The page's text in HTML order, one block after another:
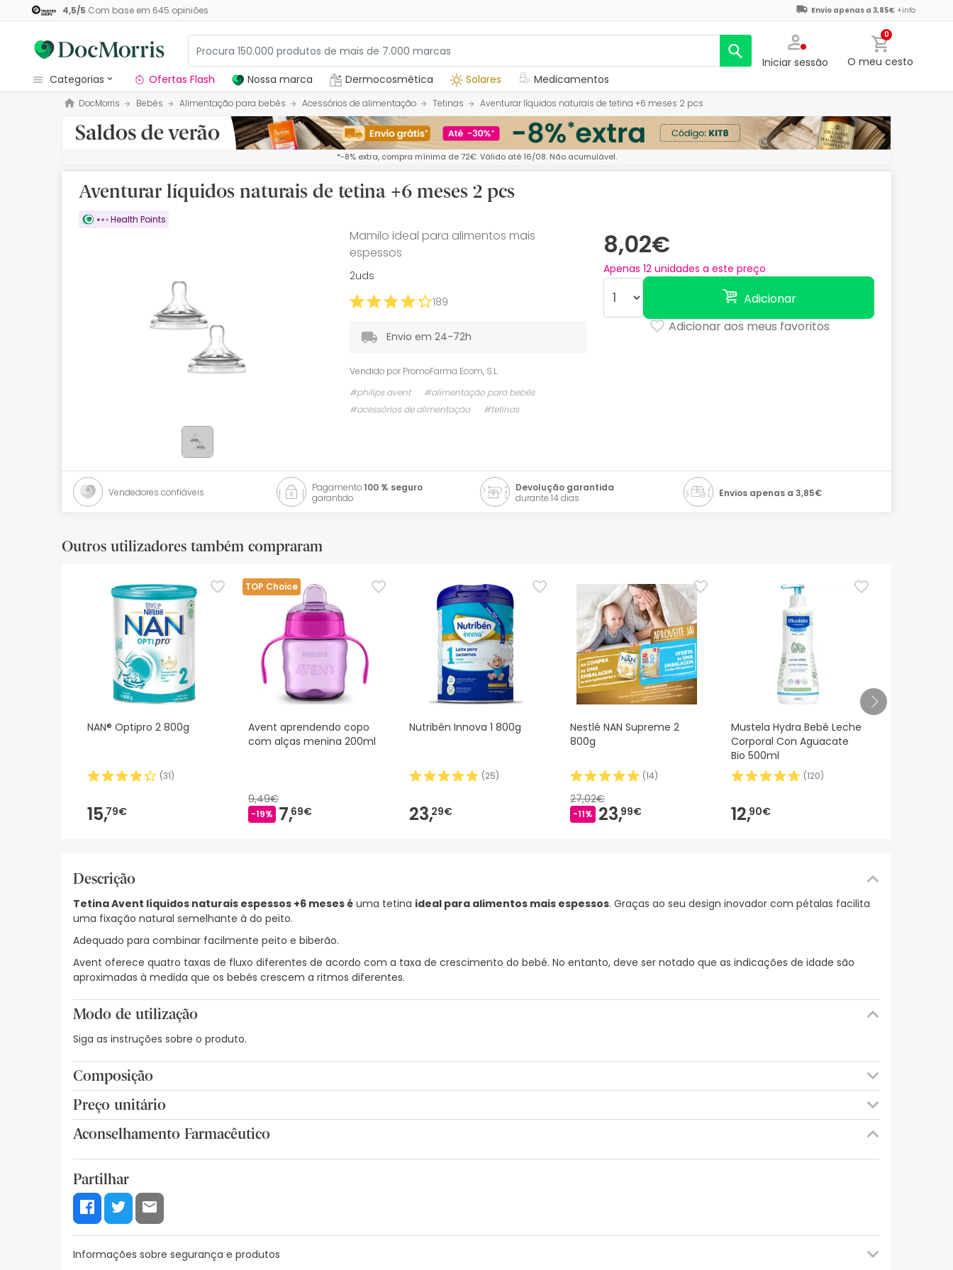
4,5/5 Com base em 645 opiniões Envio apenas a 3,85€ +info
Iniciar sessão
0
O meu cesto
categorias
Dermocosmetica
Nossa marca
Medicamentos
Cosmética
Promoções
Mais vendidos
Ofertas Flash Nossa marca Dermocosmética Solares Medicamentos
DocMorris Bebés Alimentação para bebés Acessórios de alimentação Tetinas Aventurar líquidos naturais de tetina +6 meses 2 pcs
*-8% extra, compra mínima de 72€. Válido até 16/08. Não acumulável.
Aventurar líquidos naturais de tetina +6 meses 2 pcs
Health Points
8,02€
Apenas 12 unidades a este preço
Adicionar
Adicionar aos meus favoritos
Mamilo ideal para alimentos mais
espessos
2uds
189
Envio em 24-72h
Vendido por PromoFarma Ecom, S.L.
#philips avent
#alimentação para bebés
#acessórios de alimentação
#tetinas
Vendedores confiáveis Pagamento100 % seguro
garantido
Devolução garantida
durante 14 dias
Envios apenas a 3,85€
Outros utilizadores também compraram
NAN® Optipro 2 800g
(31)
15,79€
TOP Choice
Avent aprendendo copo
com alças menina 200ml
9,49€
-19% 7,69€
Nutribén Innova 1 800g
(25)
23,29€
Nestlé NAN Supreme 2
800g
(14)
27,02€
-11% 23,99€
Mustela Hydra Bebé Leche
Corporal Con Aguacate
Bio 500ml
(120)
12,90€
Descrição
Tetina Avent líquidos naturais espessos +6 meses é uma tetina ideal para alimentos mais espessos. Graças ao seu design inovador com pétalas facilita
uma fixação natural semelhante à do peito.
Adequado para combinar facilmente peito e biberão.
Avent oferece quatro taxas de fluxo diferentes de acordo com a taxa de crescimento do bebé. No entanto, deve ser notado que as indicações de idade são
aproximadas à medida que os bebés crescem a ritmos diferentes.
Modo de utilização
Siga as instruções sobre o produto.
Composição
Preço unitário
4,01€ / Unidades
Aconselhamento Farmacêutico
Partilhar
Informações sobre segurança e produtos